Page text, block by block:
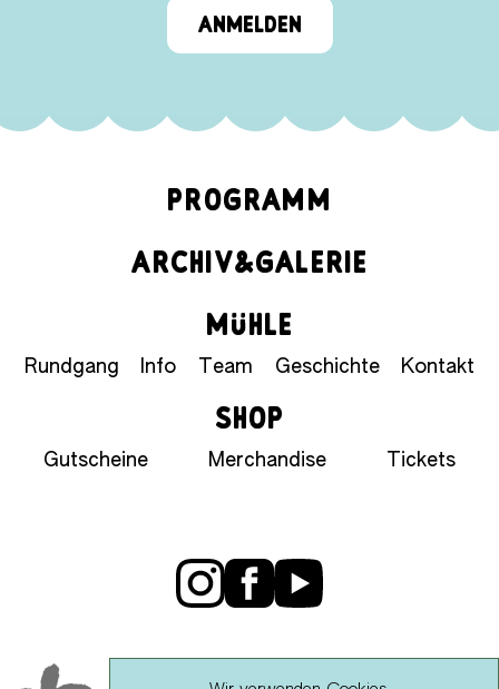
ANMELDEN
PROGRAMM
ARCHIV&GALERIE
MÜHLE
Rundgang Info Team Geschichte Kontakt
SHOP
Gutscheine Merchandise Tickets